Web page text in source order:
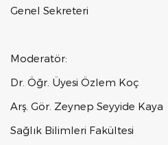
Genel Sekreteri
Moderatör:
Dr. Öğr. Üyesi Özlem Koç
Arş. Gör. Zeynep Seyyide Kaya
Sağlık Bilimleri Fakültesi